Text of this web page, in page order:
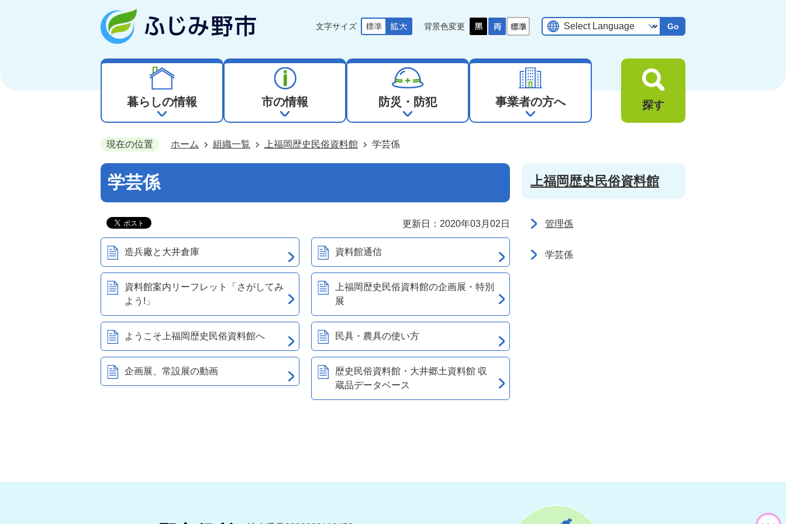
文字サイズ 背景色変更 Go
暮らしの情報 市の情報 防災・防犯 事業者の方へ 探す
現在の位置 ホーム 組織一覧 上福岡歴史民俗資料館 学芸係
学芸係
更新日：2020年03月02日
造兵廠と大井倉庫 資料館通信
資料館案内リーフレット「さがしてみ
よう!」
上福岡歴史民俗資料館の企画展・特別
展
ようこそ上福岡歴史民俗資料館へ 民具・農具の使い方
企画展、常設展の動画
歴史民俗資料館・大井郷土資料館 収
蔵品データベース
上福岡歴史民俗資料館
管理係
学芸係